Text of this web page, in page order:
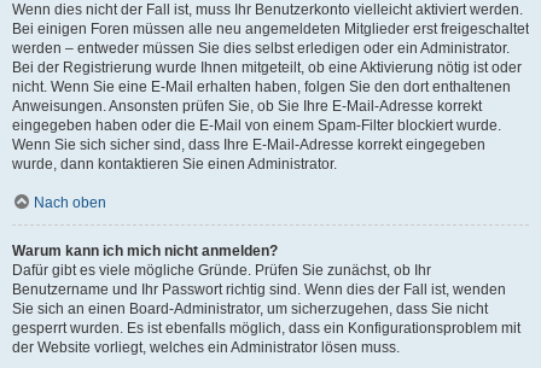
Wenn dies nicht der Fall ist, muss Ihr Benutzerkonto vielleicht aktiviert werden.
Bei einigen Foren müssen alle neu angemeldeten Mitglieder erst freigeschaltet
werden – entweder müssen Sie dies selbst erledigen oder ein Administrator.
Bei der Registrierung wurde Ihnen mitgeteilt, ob eine Aktivierung nötig ist oder
nicht. Wenn Sie eine E-Mail erhalten haben, folgen Sie den dort enthaltenen
Anweisungen. Ansonsten prüfen Sie, ob Sie Ihre E-Mail-Adresse korrekt
eingegeben haben oder die E-Mail von einem Spam-Filter blockiert wurde.
Wenn Sie sich sicher sind, dass Ihre E-Mail-Adresse korrekt eingegeben
wurde, dann kontaktieren Sie einen Administrator.
Nach oben
Warum kann ich mich nicht anmelden?
Dafür gibt es viele mögliche Gründe. Prüfen Sie zunächst, ob Ihr
Benutzername und Ihr Passwort richtig sind. Wenn dies der Fall ist, wenden
Sie sich an einen Board-Administrator, um sicherzugehen, dass Sie nicht
gesperrt wurden. Es ist ebenfalls möglich, dass ein Konfigurationsproblem mit
der Website vorliegt, welches ein Administrator lösen muss.